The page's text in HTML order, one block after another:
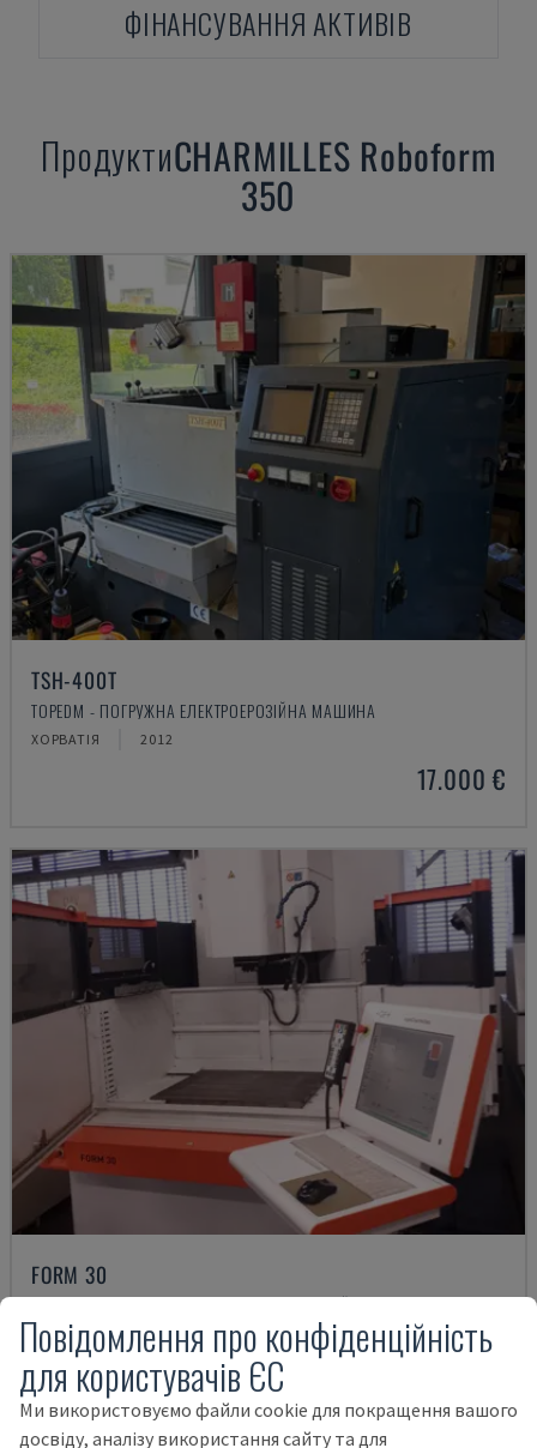
ФІНАНСУВАННЯ АКТИВІВ
ПродуктиCHARMILLES Roboform
350
TSH-400T
TOPEDM - ПОГРУЖНА ЕЛЕКТРОЕРОЗІЙНА МАШИНА
ХОРВАТІЯ 2012
17.000 €
FORM 30
AGIECHARMILLES - ПОГРУЖНА ЕЛЕКТРОЕРОЗІЙНА МАШИНА
УГОРЩИНА 2015
Повідомлення про конфіденційність
для користувачів ЄС
Ми використовуємо файли cookie для покращення вашого
досвіду, аналізу використання сайту та для